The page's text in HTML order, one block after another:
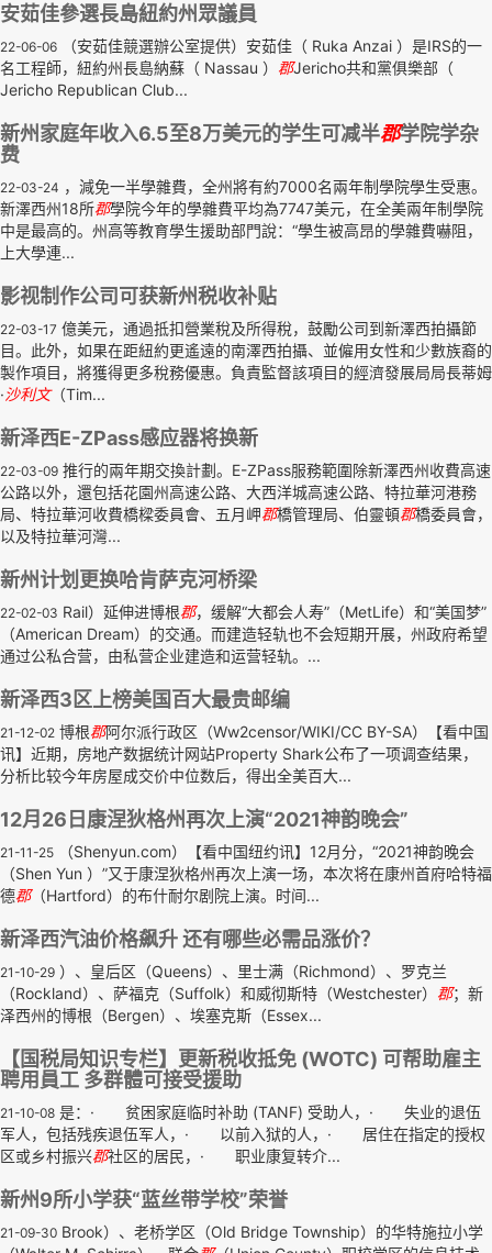
安茹佳參選長島紐約州眾議員
22-06-06 （安茹佳競選辦公室提供）安茹佳（ Ruka Anzai ）是IRS的一
名工程師，紐約州長島納蘇（ Nassau ） 郡Jericho共和黨俱樂部（
Jericho Republican Club...
新州家庭年收入6.5至8万美元的学生可减半郡学院学杂
费
22-03-24 ，減免一半學雜費，全州將有約7000名兩年制學院學生受惠。
新澤西州18所郡學院今年的學雜費平均為7747美元，在全美兩年制學院
中是最高的。州高等教育學生援助部門說：“學生被高昂的學雜費嚇阻，
上大學連...
影视制作公司可获新州税收补贴
22-03-17 億美元，通過抵扣營業稅及所得稅，鼓勵公司到新澤西拍攝節
目。此外，如果在距紐約更遙遠的南澤西拍攝、並僱用女性和少數族裔的
製作項目，將獲得更多稅務優惠。負責監督該項目的經濟發展局局長蒂姆
·沙利文（Tim...
新泽西E-ZPass感应器将换新
22-03-09 推行的兩年期交換計劃。E-ZPass服務範圍除新澤西州收費高速
公路以外，還包括花園州高速公路、大西洋城高速公路、特拉華河港務
局、特拉華河收費橋樑委員會、五月岬郡橋管理局、伯靈頓郡橋委員會，
以及特拉華河灣...
新州计划更换哈肯萨克河桥梁
22-02-03 Rail）延伸进博根郡，缓解“大都会人寿”（MetLife）和“美国梦”
（American Dream）的交通。而建造轻轨也不会短期开展，州政府希望
通过公私合营，由私营企业建造和运营轻轨。...
新泽西3区上榜美国百大最贵邮编
21-12-02 博根郡阿尔派行政区（Ww2censor/WIKI/CC BY-SA）【看中国
讯】近期，房地产数据统计网站Property Shark公布了一项调查结果，
分析比较今年房屋成交价中位数后，得出全美百大...
12月26日康涅狄格州再次上演“2021神韵晚会”
21-11-25 （Shenyun.com）【看中国纽约讯】12月分，“2021神韵晚会
（Shen Yun ）”又于康涅狄格州再次上演一场，本次将在康州首府哈特福
德郡（Hartford）的布什耐尔剧院上演。时间...
新泽西汽油价格飙升 还有哪些必需品涨价？
21-10-29 ）、皇后区（Queens）、里士满（Richmond）、罗克兰
（Rockland）、萨福克（Suffolk）和威彻斯特（Westchester） 郡；新
泽西州的博根（Bergen）、埃塞克斯（Essex...
【国税局知识专栏】更新税收抵免 (WOTC) 可帮助雇主
聘用員工 多群體可接受援助
21-10-08 是：· 贫困家庭临时补助 (TANF) 受助人，· 失业的退伍
军人，包括残疾退伍军人，· 以前入狱的人，· 居住在指定的授权
区或乡村振兴郡社区的居民，· 职业康复转介...
新州9所小学获“蓝丝带学校”荣誉
21-09-30 Brook）、老桥学区（Old Bridge Township）的华特施拉小学